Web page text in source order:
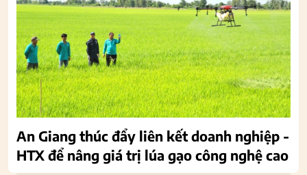
An Giang thúc đẩy liên kết doanh nghiệp -
HTX để nâng giá trị lúa gạo công nghệ cao